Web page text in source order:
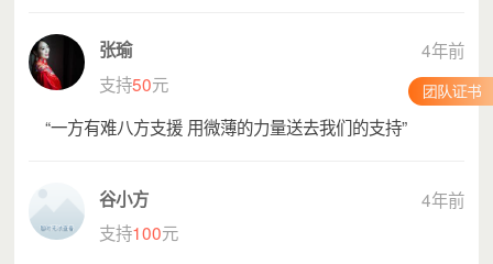
下，发起 “京豫牵手 风雨同舟——风雨中我们一起走”行动，
向全社会募集爱心资金。
张瑜
4年前
支持50元
“一方有难八方支援 用微薄的力量送去我们的支持”
谷小方
4年前
支持100元